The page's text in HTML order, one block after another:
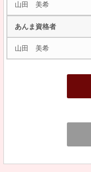
山田 美希
あんま資格者
山田 美希